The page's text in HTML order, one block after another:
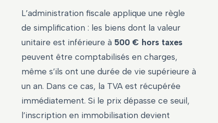
L’administration fiscale applique une règle
de simplification : les biens dont la valeur
unitaire est inférieure à 500 € hors taxes
peuvent être comptabilisés en charges,
même s’ils ont une durée de vie supérieure à
un an. Dans ce cas, la TVA est récupérée
immédiatement. Si le prix dépasse ce seuil,
l’inscription en immobilisation devient